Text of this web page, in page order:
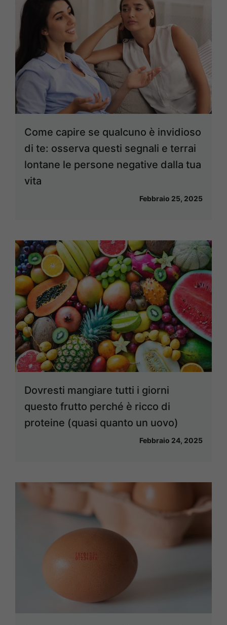
Come capire se qualcuno è invidioso
di te: osserva questi segnali e terrai
lontane le persone negative dalla tua
vita
Febbraio 25, 2025
Dovresti mangiare tutti i giorni
questo frutto perché è ricco di
proteine (quasi quanto un uovo)
Febbraio 24, 2025